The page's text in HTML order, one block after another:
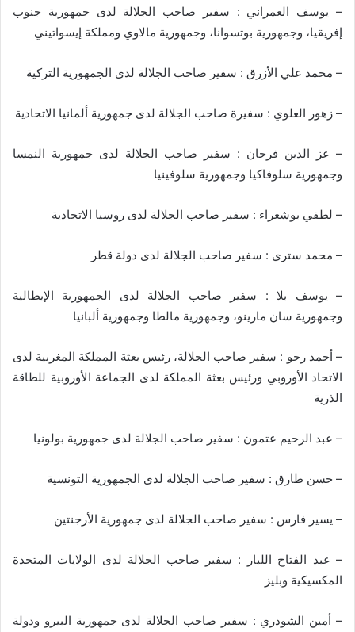
– يوسف العمراني : سفير صاحب الجلالة لدى جمهورية جنوب
إفريقيا، وجمهورية بوتسوانا، وجمهورية مالاوي ومملكة إيسواتيني
– محمد علي الأزرق : سفير صاحب الجلالة لدى الجمهورية التركية
– زهور العلوي : سفيرة صاحب الجلالة لدى جمهورية ألمانيا الاتحادية
– عز الدين فرحان : سفير صاحب الجلالة لدى جمهورية النمسا
وجمهورية سلوفاكيا وجمهورية سلوفينيا
– لطفي بوشعراء : سفير صاحب الجلالة لدى روسيا الاتحادية
– محمد ستري : سفير صاحب الجلالة لدى دولة قطر
– يوسف بلا : سفير صاحب الجلالة لدى الجمهورية الإيطالية
وجمهورية سان مارينو، وجمهورية مالطا وجمهورية ألبانيا
– أحمد رحو : سفير صاحب الجلالة، رئيس بعثة المملكة المغربية لدى
الاتحاد الأوروبي ورئيس بعثة المملكة لدى الجماعة الأوروبية للطاقة
الذرية
– عبد الرحيم عتمون : سفير صاحب الجلالة لدى جمهورية بولونيا
– حسن طارق : سفير صاحب الجلالة لدى الجمهورية التونسية
– يسير فارس : سفير صاحب الجلالة لدى جمهورية الأرجنتين
– عبد الفتاح اللبار : سفير صاحب الجلالة لدى الولايات المتحدة
المكسيكية وبليز
– أمين الشودري : سفير صاحب الجلالة لدى جمهورية البيرو ودولة